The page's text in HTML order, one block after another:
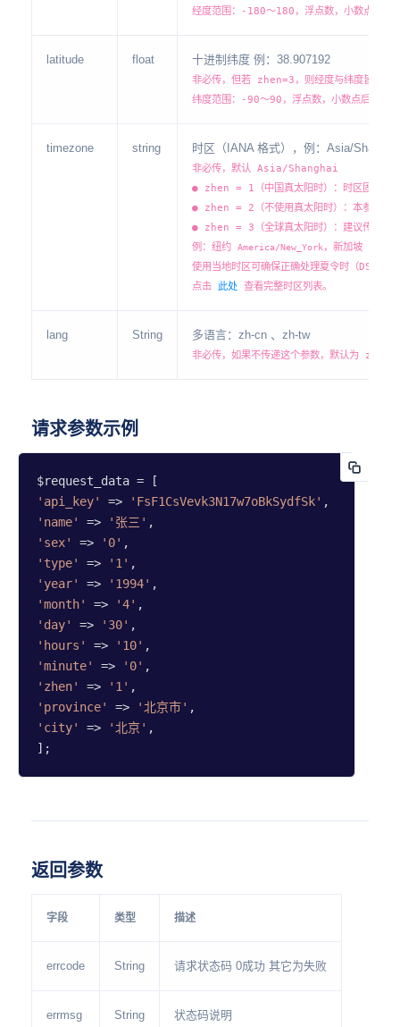
经度范围：-180～180，浮点数，小数点后最
latitude float 十进制纬度 例：38.907192
非必传，但若 zhen=3，则经度与纬度皆为必
纬度范围：-90～90，浮点数，小数点后最多6
timezone string 时区（IANA 格式），例：Asia/
非必传，默认 Asia/Shanghai
● zhen = 1（中国真太阳时）：时区固定
● zhen = 2（不使用真太阳时）：本参数不
● zhen = 3（全球真太阳时）：建议传出生
例：纽约
America/New_York，新加坡
使用当地时区可确保正确处理夏令时（DST）。
点击 此处 查看完整时区列表。
lang String 多语言：zh-cn 、zh-tw
非必传，如果不传递这个参数，默认为 zh-cn
请求参数示例
'api_key'
=> 'FsF1CsVevk3N17w7oBkSydfSk'
'name'
=> '张三'
'sex'
=> '0'
'type'
=> '1'
'year'
=> '1994'
'month'
=> '4'
'day'
=> '30'
'hours'
=> '10'
'minute'
=> '0'
'zhen'
=> '1'
'province'
=> '北京市'
'city'
=> '北京' ,
];
返回参数
字段 类型 描述
errcode String 请求状态码 0成功 其它为失败
errmsg String 状态码说明